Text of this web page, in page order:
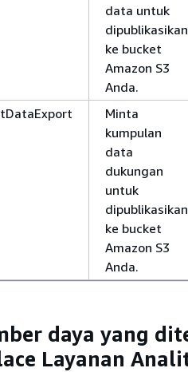
data untuk
dipublikasikan
ke bucket
Amazon S3
Anda.
Minta
kumpulan
data
dukungan
untuk
dipublikasikan
ke bucket
Amazon S3
Anda.
daya yang
Layanan